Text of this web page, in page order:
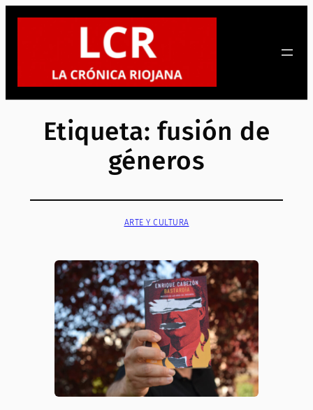
Saltar
Etiqueta: fusión de
géneros
ARTE Y CULTURA